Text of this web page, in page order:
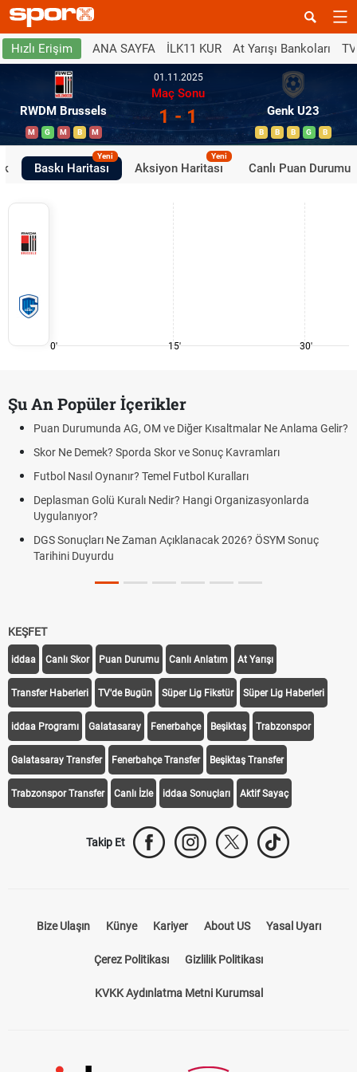
Hızlı Erişim ANA SAYFA İLK11 KUR At Yarışı Bankoları
RWDM Brussels
M G M B M
01.11.2025
Maç Sonu
1 - 1 Genk U23
B B B G B
Baskı Haritası
Yeni
Aksiyon Haritası
Yeni
Canlı Puan Durumu
0' 15' 30'
Şu An Popüler İçerikler
Puan Durumunda AG, OM ve Diğer Kısaltmalar Ne Anlama Gelir?
Skor Ne Demek? Sporda Skor ve Sonuç Kavramları
Futbol Nasıl Oynanır? Temel Futbol Kuralları
Deplasman Golü Kuralı Nedir? Hangi Organizasyonlarda
Uygulanıyor?
DGS Sonuçları Ne Zaman Açıklanacak 2026? ÖSYM Sonuç
Tarihini Duyurdu
KEŞFET
iddaa Canlı Skor Puan Durumu Canlı Anlatım At Yarışı
Transfer Haberleri TV'de Bugün Süper Lig Fikstür Süper Lig Haberleri
iddaa Programı Galatasaray Fenerbahçe Beşiktaş Trabzonspor
Galatasaray Transfer Fenerbahçe Transfer Beşiktaş Transfer
Trabzonspor Transfer Canlı İzle iddaa Sonuçları Aktif Sayaç
Takip Et
Bize Ulaşın Künye Kariyer About US Yasal Uyarı
Çerez Politikası Gizlilik Politikası
KVKK Aydınlatma Metni Kurumsal